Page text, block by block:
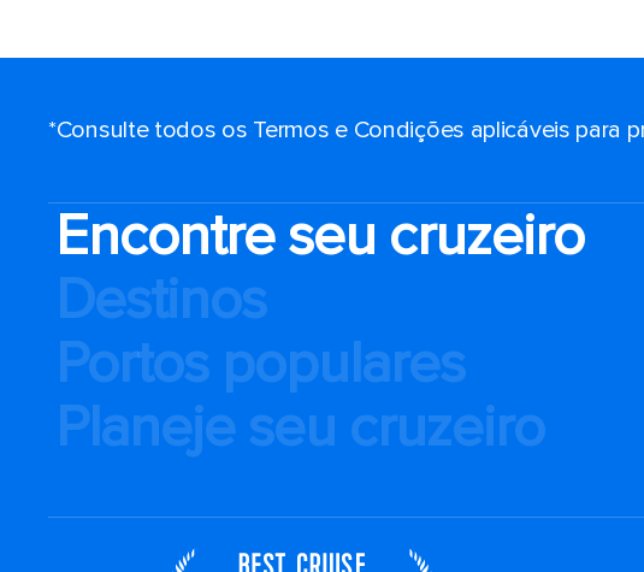
*Consulte todos os Termos e Condições aplicáveis ​​para
Encontre seu cruzeiro
Destinos
Portos populares
Planeje seu cruzeiro